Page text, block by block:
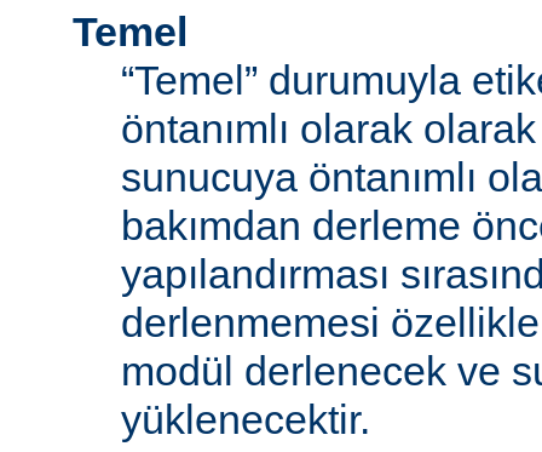
Temel
“Temel” durumuyla
öntanımlı olarak
sunucuya öntanımlı
bakımdan derleme
yapılandırması
derlenmemesi
modül derlenecek ve
yüklenecektir.